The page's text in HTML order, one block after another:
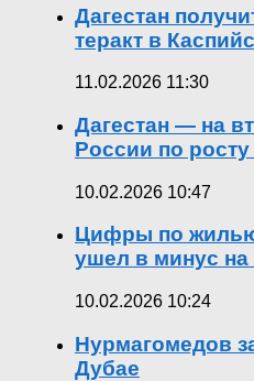
Дагестан
теракт в
11.02.2026 11:30
Дагестан — на
России по
10.02.2026 10:47
Цифры по
ушел в минус на
10.02.2026 10:24
Нурмагомедов
Дубае